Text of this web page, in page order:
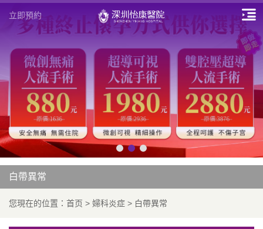
立即預約
白帶異常
您現在的位置： 首页 > 婦科炎症 > 白帶異常